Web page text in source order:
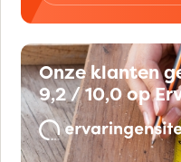
Onze klanten
9,2 / 10,0 op